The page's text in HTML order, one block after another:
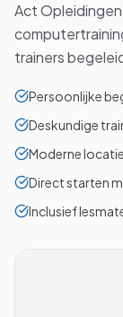
Act
trainers
Persoonlijke
Deskundige
Moderne
Direct starten
Inclusief